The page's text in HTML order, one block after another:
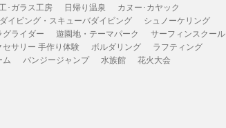
･ガラス工房 日帰り温泉
カヌー･カヤック
ダイビング・スキューバダイビング
シュノーケリング
グライダー 遊園地・テーマパーク
サーフィンスクール
セサリー 手作り体験 ボルダリング
ラフティング
ム バンジージャンプ 水族館 花火大会